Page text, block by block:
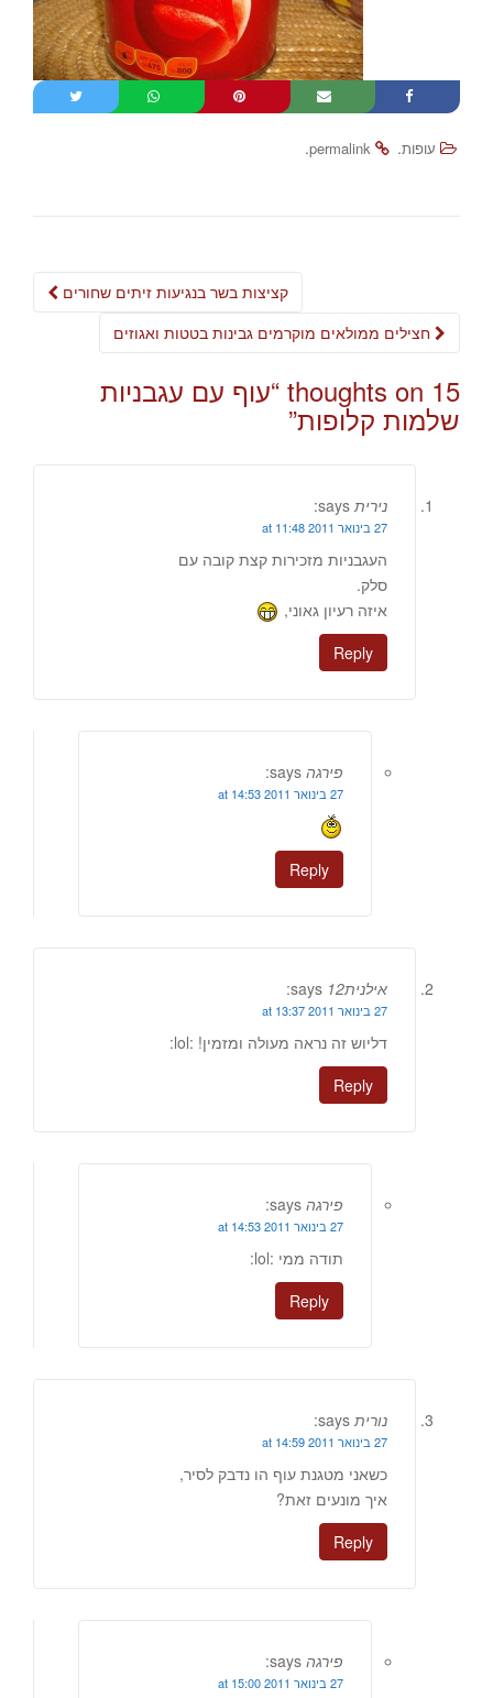
עופות.
permalink
.
Post
navigation
קציצות בשר בנגיעות זיתים שחורים
15 thoughts on “ עוף עם עגבניות
שלמות קלופות”
נירית says:
27 בינואר 2011 at 11:48
העגבניות מזכירות קצת קובה עם
סלק.
איזה רעיון גאוני,
Reply
פירגה says:
27 בינואר 2011 at 14:53
Reply
אילנית12 says:
27 בינואר 2011 at 13:37
דליוש זה נראה מעולה ומזמין! :lol:
Reply
פירגה says:
27 בינואר 2011 at 14:53
תודה ממי :lol:
Reply
נורית says:
27 בינואר 2011 at 14:59
כשאני מטגנת עוף הו נדבק לסיר,
איך מונעים זאת?
Reply
פירגה says:
27 בינואר 2011 at 15:00